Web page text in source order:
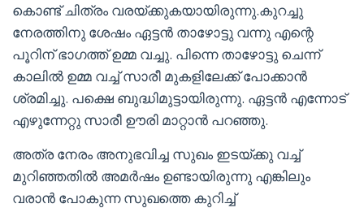
കൊണ്ട് ചിത്രം വരയ്ക്കുകയായിരുന്നു.കുറച്ചു
നേരത്തിനു ശേഷം ഏട്ടൻ താഴോട്ടു വന്നു എന്റെ
പൂറിന് ഭാഗത്ത് ഉമ്മ വച്ചു. പിന്നെ താഴോട്ടു ചെന്ന്
കാലിൽ ഉമ്മ വച്ച് സാരീ മുകളിലേക്ക് പോക്കാൻ
ശ്രമിച്ചു. പക്ഷെ ബുദ്ധിമുട്ടായിരുന്നു. ഏട്ടൻ എന്നോട്
എഴുന്നേറ്റു സാരീ ഊരി മാറ്റാൻ പറഞ്ഞു.
അത്ര നേരം അനുഭവിച്ച സുഖം ഇടയ്ക്കു വച്ച്
മുറിഞ്ഞതിൽ അമർഷം ഉണ്ടായിരുന്നു എങ്കിലും
വരാൻ പോകുന്ന സുഖത്തെ കുറിച്ച്